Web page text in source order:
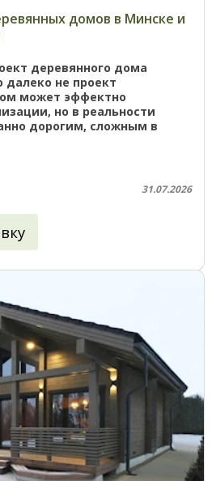
домов в Минске и
деревянного дома
далеко не проект
может эффектно
но в реальности
дорогим, сложным в
нереализуемым в
31.07.2026